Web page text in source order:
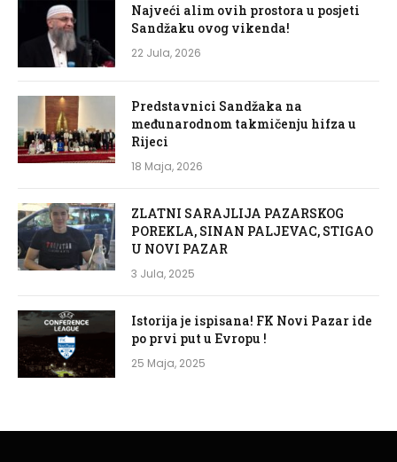
Najveći alim ovih prostora u posjeti
Sandžaku ovog vikenda!
22 Jula, 2026
Predstavnici Sandžaka na
međunarodnom takmičenju hifza u
Rijeci
18 Maja, 2026
ZLATNI SARAJLIJA PAZARSKOG
POREKLA, SINAN PALJEVAC, STIGAO
U NOVI PAZAR
3 Jula, 2025
Istorija je ispisana! FK Novi Pazar ide
po prvi put u Evropu !
25 Maja, 2025